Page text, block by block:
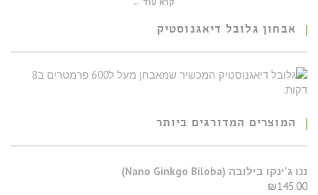
אבחון גלובל דיאגנוסטיק
המוצרים המדורגים ביותר
​ננו ג'ינקו בילובה (Nano Ginkgo Biloba)
₪145.00